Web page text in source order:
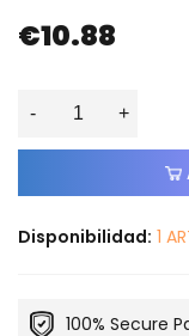
€10.88
- +
Disponibilidad: 1
100% Secure